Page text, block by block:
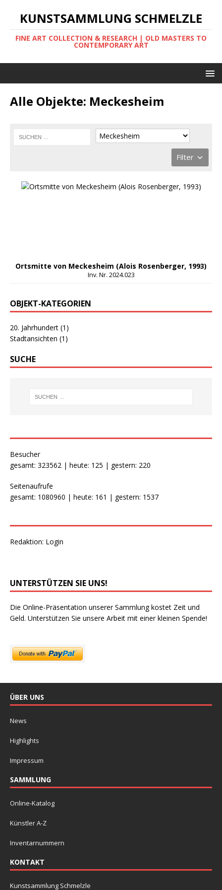
KUNSTSAMMLUNG SCHMELZLE
FINE ART COLLECTION & RESEARCH | OLD MASTERS TO
CONTEMPORARY ART
Alle Objekte: Meckesheim
Filter
Ortsmitte von Meckesheim (Alois Rosenberger, 1993)
Inv. Nr. 2024.023
OBJEKT-KATEGORIEN
20. Jahrhundert (1)
Stadtansichten (1)
SUCHE
Besucher
gesamt: 323562 | heute: 125 | gestern: 220
Seitenaufrufe
gesamt: 1080960 | heute: 161 | gestern: 1537
Redaktion: Login
UNTERSTÜTZEN SIE UNS!
Die Online-Präsentation unserer Sammlung kostet Zeit und
Geld. Unterstützen Sie unsere Arbeit mit einer kleinen Spende!
ÜBER UNS
News
Highlights
Impressum
SAMMLUNG
Online-Katalog
Künstler A-Z
Inventarnummern
KONTAKT
Kunstsammlung Schmelzle